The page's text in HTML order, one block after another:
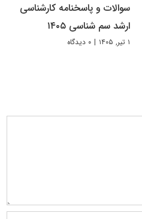
سوالات و پاسخنامه کارشناسی
ارشد سم شناسی ۱۴۰۵
۱ تیر, ۱۴۰۵ | ۰ دیدگاه